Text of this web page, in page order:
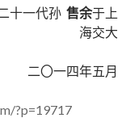
一代孙 售余于上
海交大
年五月
?p=19717